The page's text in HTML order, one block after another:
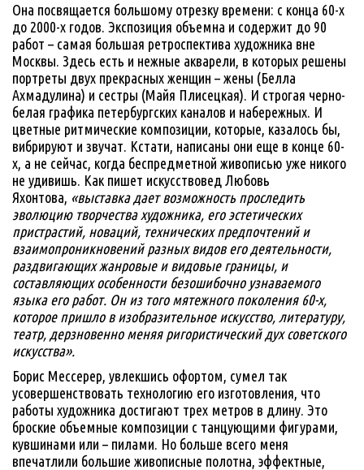
Она посвящается большому отрезку времени: с конца 60-х
до 2000-х годов. Экспозиция объемна и содержит до 90
работ – самая большая ретроспектива художника вне
Москвы. Здесь есть и нежные акварели, в которых решены
портреты двух прекрасных женщин – жены (Белла
Ахмадулина) и сестры (Майя Плисецкая). И строгая черно-
белая графика петербургских каналов и набережных. И
цветные ритмические композиции, которые, казалось бы,
вибрируют и звучат. Кстати, написаны они еще в конце 60-
х, а не сейчас, когда беспредметной живописью уже никого
не удивишь. Как пишет искусствовед Любовь
Яхонтова, «выставка дает возможность проследить
эволюцию творчества художника, его эстетических
пристрастий, новаций, технических предпочтений и
взаимопроникновений разных видов его деятельности,
раздвигающих жанровые и видовые границы, и
составляющих особенности безошибочно узнаваемого
языка его работ. Он из того мятежного поколения 60-х,
которое пришло в изобразительное искусство, литературу,
театр, дерзновенно меняя ригористический дух советского
искусства».
Борис Мессерер, увлекшись офортом, сумел так
усовершенствовать технологию его изготовления, что
работы художника достигают трех метров в длину. Это
броские объемные композиции с танцующими фигурами,
кувшинами или – пилами. Но больше всего меня
впечатлили большие живописные полотна, эффектные,